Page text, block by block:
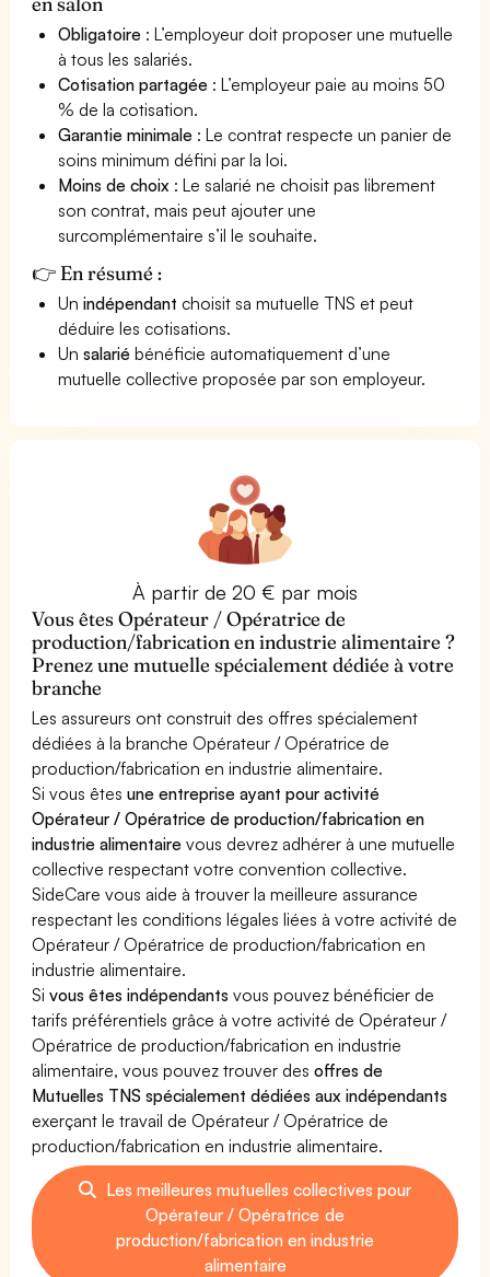
Obligatoire : L’employeur doit proposer une mutuelle
à tous les salariés.
Cotisation partagée : L’employeur paie au moins 50
% de la cotisation.
Garantie minimale : Le contrat respecte un panier de
soins minimum défini par la loi.
Moins de choix : Le salarié ne choisit pas librement
son contrat, mais peut ajouter une
surcomplémentaire s’il le souhaite.
👉 En résumé :
Unindépendant choisit sa mutuelle TNS et peut
déduire les cotisations.
Unsalarié bénéficie automatiquement d’une
mutuelle collective proposée par son employeur.
À partir de 20 € par mois
Vous êtes Opérateur / Opératrice de
production/fabrication en industrie alimentaire ?
Prenez une mutuelle spécialement dédiée à votre
branche
Les assureurs ont construit des offres spécialement
dédiées à la branche Opérateur / Opératrice de
production/fabrication en industrie alimentaire.
Si vous êtesune entreprise ayant pour activité
Opérateur / Opératrice de production/fabrication en
industrie alimentaire vous devrez adhérer à une mutuelle
collective respectant votre convention collective.
SideCare vous aide à trouver la meilleure assurance
respectant les conditions légales liées à votre activité de
Opérateur / Opératrice de production/fabrication en
industrie alimentaire.
Sivous êtes indépendants vous pouvez bénéficier de
tarifs préférentiels grâce à votre activité de Opérateur /
Opératrice de production/fabrication en industrie
alimentaire, vous pouvez trouver desoffres de
Mutuelles TNS spécialement dédiées aux indépendants
exerçant le travail de Opérateur / Opératrice de
production/fabrication en industrie alimentaire.
Les meilleures mutuelles collectives pour
Opérateur / Opératrice de
production/fabrication en industrie
alimentaire